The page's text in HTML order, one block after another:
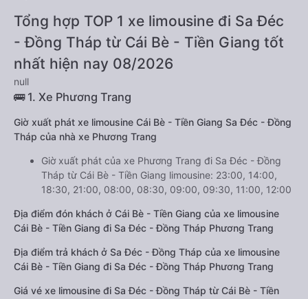
Tổng hợp TOP 1 xe limousine đi Sa Đéc
- Đồng Tháp từ Cái Bè - Tiền Giang tốt
nhất hiện nay 08/2026
null
🚌 1. Xe Phương Trang
Giờ xuất phát xe limousine Cái Bè - Tiền Giang Sa Đéc - Đồng
Tháp của nhà xe Phương Trang
Giờ xuất phát của xe Phương Trang đi Sa Đéc - Đồng
Tháp từ Cái Bè - Tiền Giang limousine: 23:00, 14:00,
18:30, 21:00, 08:00, 08:30, 09:00, 09:30, 11:00, 12:00
Địa điểm đón khách ở Cái Bè - Tiền Giang của xe limousine
Cái Bè - Tiền Giang đi Sa Đéc - Đồng Tháp Phương Trang
Địa điểm trả khách ở Sa Đéc - Đồng Tháp của xe limousine
Cái Bè - Tiền Giang đi Sa Đéc - Đồng Tháp Phương Trang
Giá vé xe limousine đi Sa Đéc - Đồng Tháp từ Cái Bè - Tiền